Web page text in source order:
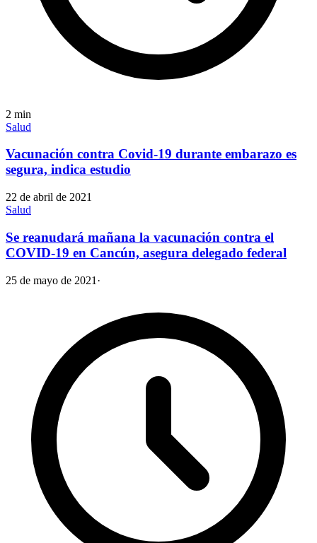
2 min
Salud
Vacunación contra Covid-19 durante embarazo es
segura, indica estudio
22 de abril de 2021
Salud
Se reanudará mañana la vacunación contra el
COVID-19 en Cancún, asegura delegado federal
25 de mayo de 2021 ·